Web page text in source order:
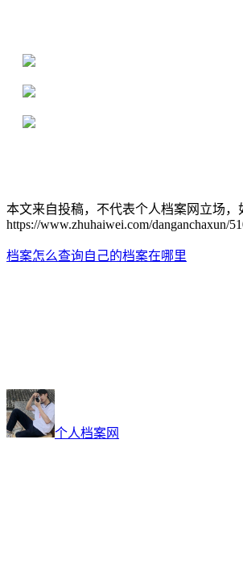
本文来自投稿，不代表个人档案网立场，
https://www.zhuhaiwei.com/danganchaxun/
档案怎么查询自己的档案在哪里
个人档案网